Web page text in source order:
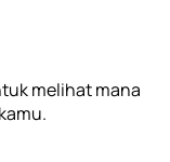
melihat mana